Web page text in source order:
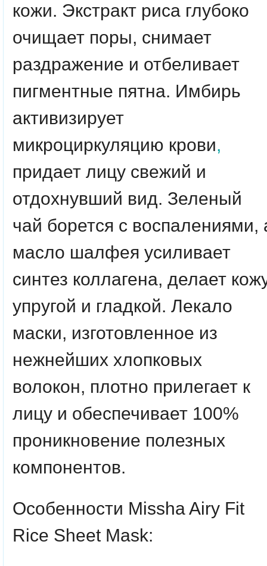
кожи. Экстракт риса глубоко
очищает поры, снимает
раздражение и отбеливает
пигментные пятна. Имбирь
активизирует
микроциркуляцию крови,
придает лицу свежий и
отдохнувший вид. Зеленый
чай борется с воспалениями,
масло шалфея усиливает
синтез коллагена, делает
упругой и гладкой. Лекало
маски, изготовленное из
нежнейших хлопковых
волокон, плотно прилегает к
лицу и обеспечивает 100%
проникновение полезных
компонентов.
Особенности Missha Airy Fit
Rice Sheet Mask: